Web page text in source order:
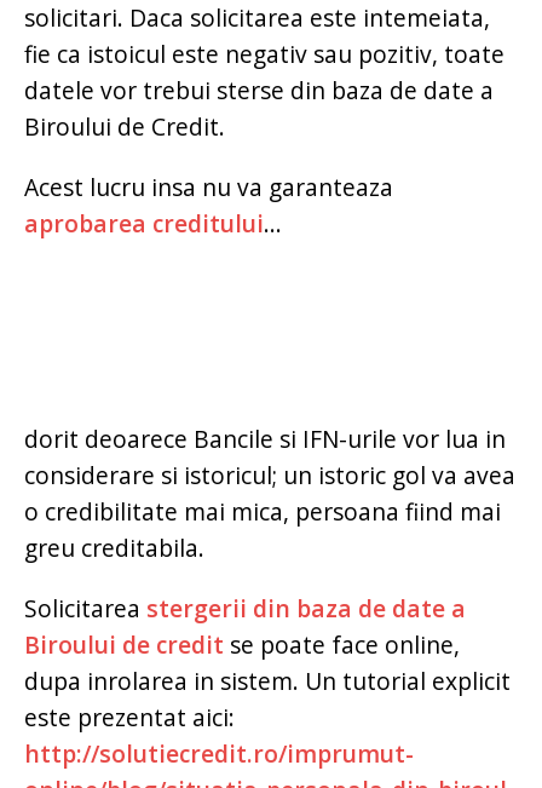
solicitari. Daca solicitarea este intemeiata,
fie ca istoicul este negativ sau pozitiv, toate
datele vor trebui sterse din baza de date a
Biroului de Credit.
Acest lucru insa nu va garanteaza
aprobarea creditului...
dorit deoarece Bancile si IFN-urile vor lua in
considerare si istoricul; un istoric gol va avea
o credibilitate mai mica, persoana fiind mai
greu creditabila.
Solicitarea stergerii din baza de date a
Biroului de credit se poate face online,
dupa inrolarea in sistem. Un tutorial explicit
este prezentat aici:
http://solutiecredit.ro/imprumut-